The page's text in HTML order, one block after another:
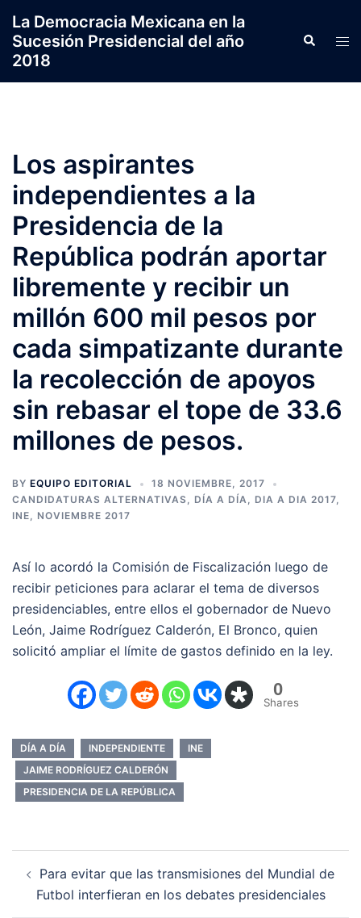
contenido
La Democracia Mexicana en la
Sucesión Presidencial del año
2018
Search
Los aspirantes
independientes a la
Presidencia de la
República podrán aportar
libremente y recibir un
millón 600 mil pesos por
cada simpatizante durante
la recolección de apoyos
sin rebasar el tope de 33.6
millones de pesos.
BY EQUIPO EDITORIAL
18 NOVIEMBRE, 2017
CANDIDATURAS ALTERNATIVAS, DÍA A DÍA, DIA A DIA 2017,
INE, NOVIEMBRE 2017
Así lo acordó la Comisión de Fiscalización luego de
recibir peticiones para aclarar el tema de diversos
presidenciables, entre ellos el gobernador de Nuevo
León, Jaime Rodríguez Calderón, El Bronco, quien
solicitó ampliar el límite de gastos definido en la ley.
0
Shares
DÍA A DÍA INDEPENDIENTE
INE
JAIME RODRÍGUEZ CALDERÓN
PRESIDENCIA DE LA REPÚBLICA
de
entradas
Para evitar que las transmisiones del Mundial de
Futbol interfieran en los debates presidenciales